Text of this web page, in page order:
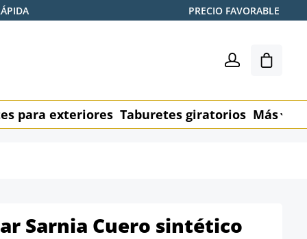
PRECIO FAVORABLE
El
para exteriores Taburetes giratorios Más
Sarnia Cuero sintético